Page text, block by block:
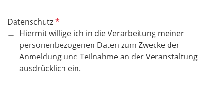
h
t
f
e
DatenschutzP
f
l
i
c
Hiermit willige ich in die Verarbeitung meiner
personenbezogenen Daten zum Zwecke der
Anmeldung und Teilnahme an der Veranstaltung
ausdrücklich ein.